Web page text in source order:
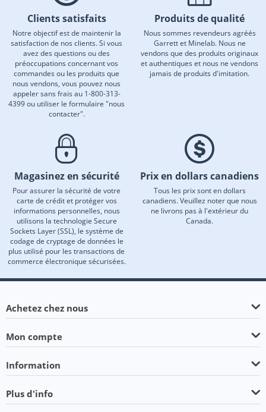
Clients satisfaits
Notre objectif est de maintenir la
satisfaction de nos clients. Si vous
avez des questions ou des
préoccupations concernant vos
commandes ou les produits que
nous vendons, vous pouvez nous
appeler sans frais au 1-800-313-
4399 ou utiliser le formulaire "nous
contacter".
Produits de qualité
Nous sommes revendeurs agréés
Garrett et Minelab. Nous ne
vendons que des produits originaux
et authentiques et nous ne vendons
jamais de produits d'imitation.
Magasinez en sécurité
Pour assurer la sécurité de votre
carte de crédit et protéger vos
informations personnelles, nous
utilisons la technologie Secure
Sockets Layer (SSL), le système de
codage de cryptage de données le
plus utilisé pour les transactions de
commerce électronique sécurisées.
Prix en dollars canadiens
Tous les prix sont en dollars
canadiens. Veuillez noter que nous
ne livrons pas à l'extérieur du
Canada.
Achetez chez nous
Mon compte
Information
Plus d'info